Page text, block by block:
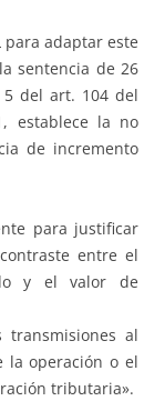
para adaptar este
sentencia de 26
del art. 104 del
establece la no
de incremento
para justificar
entre el
y el valor de
al
la operación o el
tributaria».